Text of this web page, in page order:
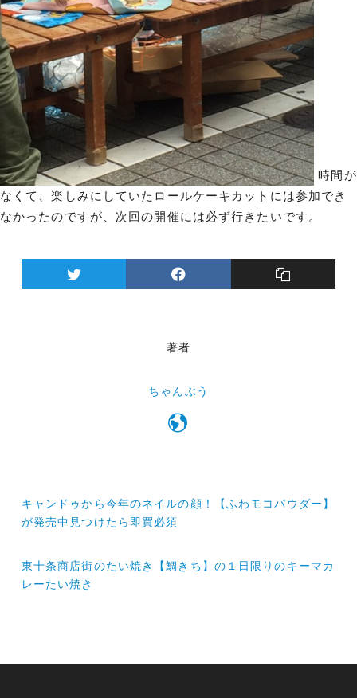
時間が
なくて、楽しみにしていたロールケーキカットには参加でき
なかったのですが、次回の開催には必ず行きたいです。
著者
ちゃんぶう
投
稿
ビ
キャンドゥから今年のネイルの顔！【ふわモコパウダー】
が発売中見つけたら即買必須
東十条商店街のたい焼き【鯛きち】の１日限りのキーマカ
レーたい焼き